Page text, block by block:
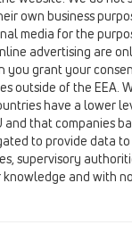
капак,
вкл.
и
при
own business
media for the
advertising are
you grant your
outside of the EEA.
have a lower
that companies
to provide data
supervisory
and with